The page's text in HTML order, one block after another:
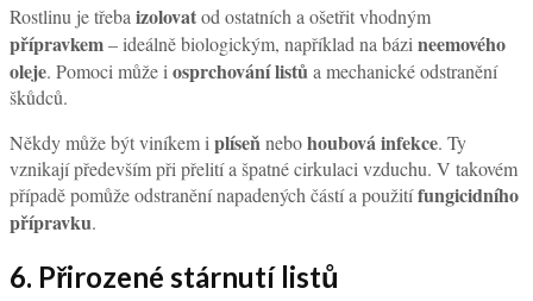
Rostlinu je třeba izolovatod ostatních a ošetřit vhodným
přípravkem– ideálně biologickým, například na bázi neemového
oleje. Pomoci může i osprchování listůa mechanické odstranění
škůdců.
Někdy může být viníkem i plíseňnebohoubová infekce. Ty
vznikají především při přelití a špatné cirkulaci vzduchu. V takovém
případě pomůže odstranění napadených částí a použitífungicidního
přípravku.
6. Přirozené stárnutí listů